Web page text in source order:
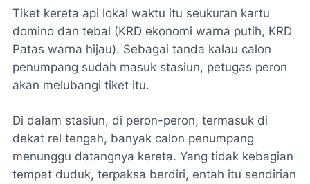
Tiket kereta api lokal waktu itu seukuran kartu
domino dan tebal (KRD ekonomi warna putih, KRD
Patas warna hijau). Sebagai tanda kalau calon
penumpang sudah masuk stasiun, petugas peron
akan melubangi tiket itu.
Di dalam stasiun, di peron-peron, termasuk di
dekat rel tengah, banyak calon penumpang
menunggu datangnya kereta. Yang tidak kebagian
tempat duduk, terpaksa berdiri, entah itu sendirian